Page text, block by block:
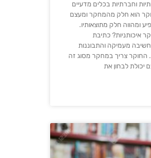
וחברתיות בכלים מדעיים
הוא חלק מהמחקר ומעצם
ומהווה חלק מתוצאותיו.
איכותניות? כתיבת
חשיבה מעמיקה והתבוננות
צריך במחקר מסוג זה
יכולת לבחון את